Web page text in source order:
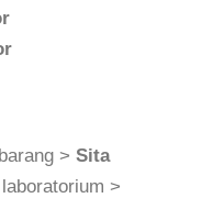
> Sita
>